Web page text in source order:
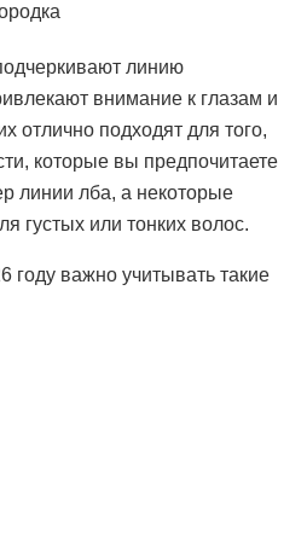
линию
внимание к глазам и
отлично подходят для того,
которые вы предпочитаете
линии лба, а некоторые
густых или тонких волос.
году важно учитывать такие